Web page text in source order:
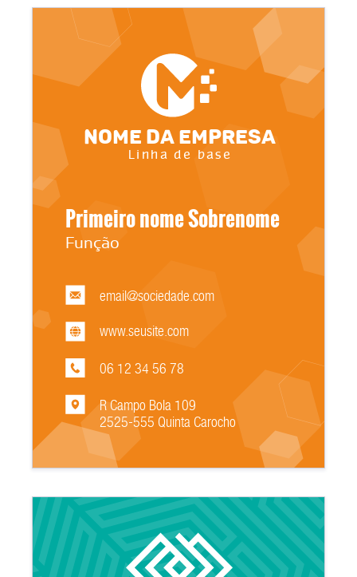
06 12 34 56 78
R Campo Bola 109
2525-555 Quinta Carocho
www.seusite.com
email@sociedade.com
Função
Primeiro nome Sobrenome
Nome da empresa
Linha de base